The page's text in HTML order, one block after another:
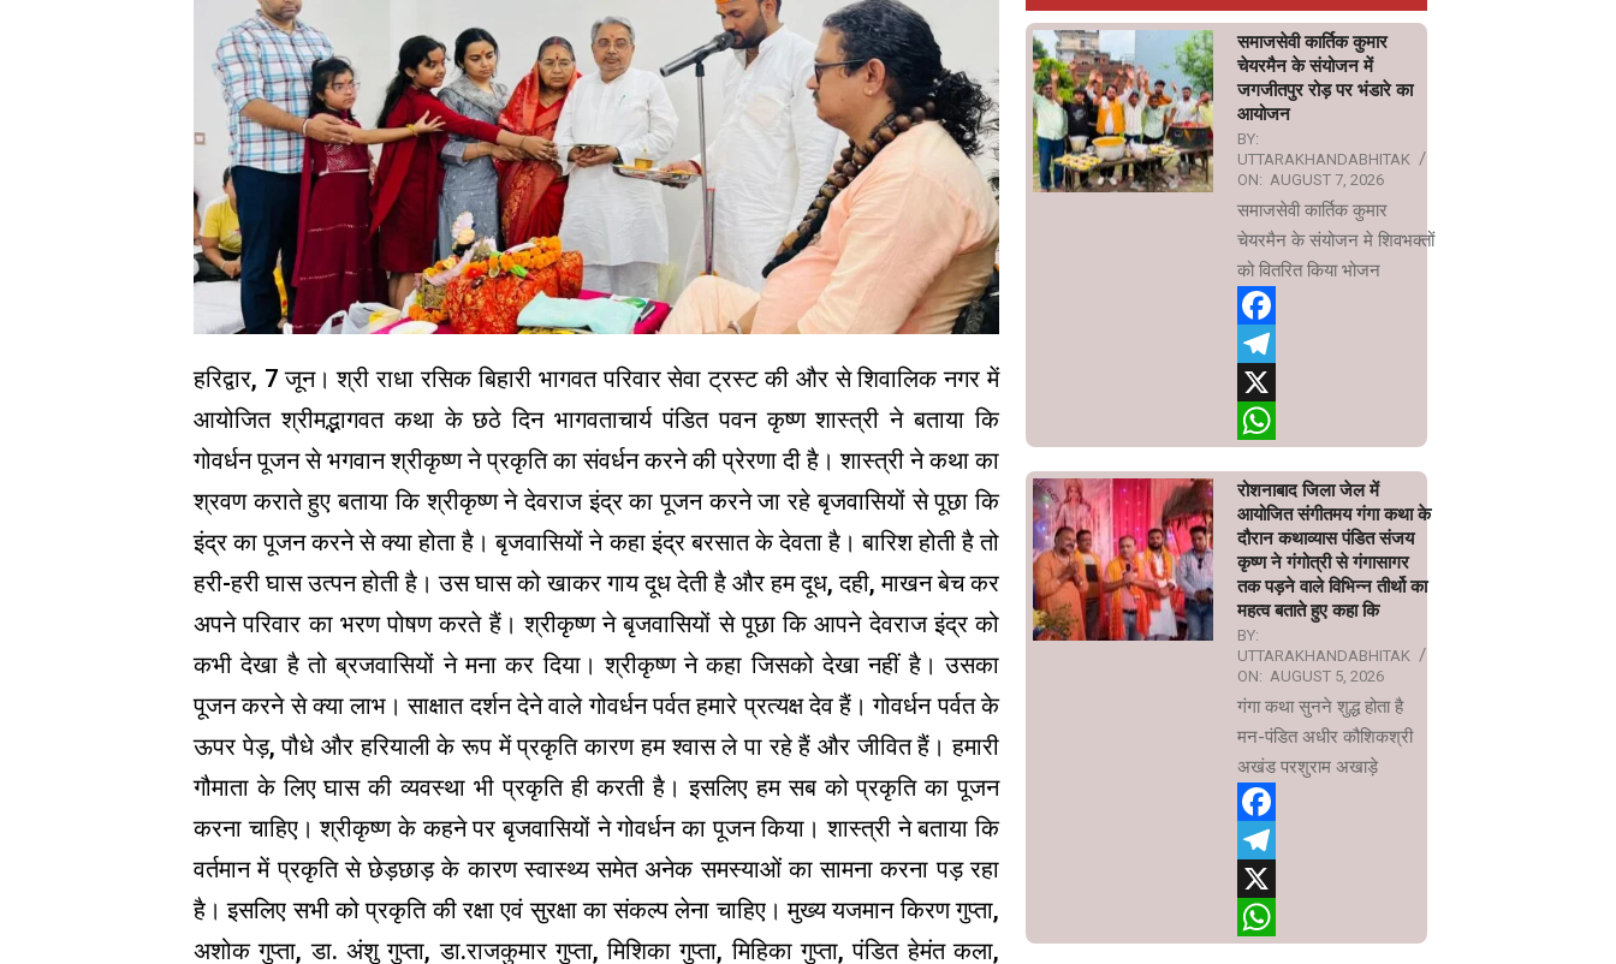
हरिद्वार, 7 जून। श्री राधा रसिक बिहारी भागवत परिवार सेवा ट्रस्ट की और से शिवालिक नगर में
आयोजित श्रीमद्भागवत कथा के छठे दिन भागवताचार्य पंडित पवन कृष्ण शास्त्री ने बताया कि
गोवर्धन पूजन से भगवान श्रीकृष्ण ने प्रकृति का संवर्धन करने की प्रेरणा दी है। शास्त्री ने कथा का
श्रवण कराते हुए बताया कि श्रीकृष्ण ने देवराज इंद्र का पूजन करने जा रहे बृजवासियों से पूछा कि
इंद्र का पूजन करने से क्या होता है। बृजवासियों ने कहा इंद्र बरसात के देवता है। बारिश होती है तो
हरी-हरी घास उत्पन होती है। उस घास को खाकर गाय दूध देती है और हम दूध, दही, माखन बेच कर
अपने परिवार का भरण पोषण करते हैं। श्रीकृष्ण ने बृजवासियों से पूछा कि आपने देवराज इंद्र को
कभी देखा है तो ब्रजवासियों ने मना कर दिया। श्रीकृष्ण ने कहा जिसको देखा नहीं है। उसका
पूजन करने से क्या लाभ। साक्षात दर्शन देने वाले गोवर्धन पर्वत हमारे प्रत्यक्ष देव हैं। गोवर्धन पर्वत के
ऊपर पेड़, पौधे और हरियाली के रूप में प्रकृति कारण हम श्वास ले पा रहे हैं और जीवित हैं। हमारी
गौमाता के लिए घास की व्यवस्था भी प्रकृति ही करती है। इसलिए हम सब को प्रकृति का पूजन
करना चाहिए। श्रीकृष्ण के कहने पर बृजवासियों ने गोवर्धन का पूजन किया। शास्त्री ने बताया कि
वर्तमान में प्रकृति से छेड़छाड़ के कारण स्वास्थ्य समेत अनेक समस्याओं का सामना करना पड़ रहा
है। इसलिए सभी को प्रकृति की रक्षा एवं सुरक्षा का संकल्प लेना चाहिए। मुख्य यजमान किरण गुप्ता,
अशोक गुप्ता, डा. अंशु गुप्ता, डा.राजकुमार गुप्ता, मिशिका गुप्ता, मिहिका गुप्ता, पंडित हेमंत कला,
समाजसेवी कार्तिक कुमार
चेयरमैन के संयोजन में
जगजीतपुर रोड़ पर भंडारे का
आयोजन
BY:
UTTARAKHANDABHITAK
ON: AUGUST 7, 2026
समाजसेवी कार्तिक कुमार
चेयरमैन के संयोजन मे शिवभक्तों
को वितरित किया भोजन
Facebook
Telegram
X
रोशनाबाद जिला जेल में
आयोजित संगीतमय गंगा कथा के
दौरान कथाव्यास पंडित संजय
कृष्ण ने गंगोत्री से गंगासागर
तक पड़ने वाले विभिन्न तीर्थो का
महत्व बताते हुए कहा कि
BY:
UTTARAKHANDABHITAK
ON: AUGUST 5, 2026
गंगा कथा सुनने शुद्ध होता है
मन-पंडित अधीर कौशिकश्री
अखंड परशुराम अखाड़े
Facebook
Telegram
X